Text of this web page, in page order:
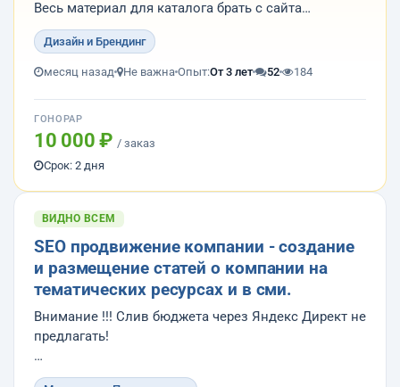
Весь материал для каталога брать с сайта
Результат работы: пдф макет подготовленный для
печати в типографии и исходник в иллюстраторе,
Требования к дизайнеру:
— Реальное портф...
Дизайн и Брендинг
месяц назад Не важна Опыт:От 3 лет 52 184
ГОНОРАР
10 000 ₽ / заказ
Срок: 2 дня
ВИДНО ВСЕМ
SEO продвижение компании - создание
и размещение статей о компании на
тематических ресурсах и в сми.
Внимание !!! Слив бюджета через Яндекс Директ не
предлагать!
1. Провести интервью (опрос) с сотрудниками